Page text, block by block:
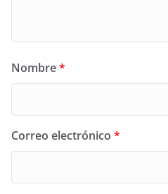
Nombre*
Correo electrónico *